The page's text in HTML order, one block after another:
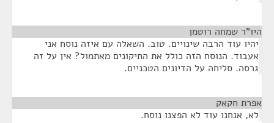
היו"ר שמחה רוטמן
יהיו עוד הרבה שינויים. טוב. השאלה עם איזה נוסח אני
אעבוד. הנוסח הזה כולל את התיקונים מאתמול? אין על זה
גרסה. סליחה על הדיונים הטכניים.
אפרת חקאק
לא, אנחנו עוד לא הפצנו נוסח.